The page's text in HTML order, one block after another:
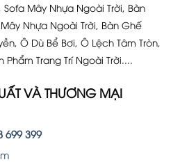
Mây Nhựa Ngoài Trời, Bàn
Nhựa Ngoài Trời, Bàn Ghế
Ô Dù Bể Bơi, Ô Lệch Tâm Tròn,
Trang Trí Ngoài Trời....
VÀ THƯƠNG MẠI
699 399